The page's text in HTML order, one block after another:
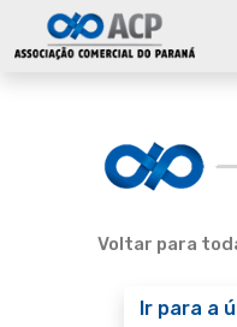
Voltar para
Ir para a